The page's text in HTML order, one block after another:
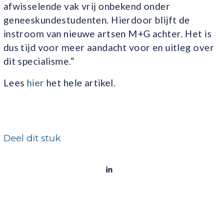
afwisselende vak vrij onbekend onder
geneeskundestudenten. Hierdoor blijft de
instroom van nieuwe artsen M+G achter. Het is
dus tijd voor meer aandacht voor en uitleg over
dit specialisme.”
Lees hier het hele artikel.
Deel dit stuk